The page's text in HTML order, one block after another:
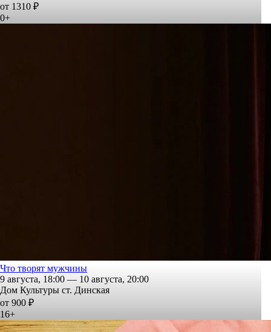
от 1310 ₽
0+
Что творят мужчины
9 августа, 18:00 — 10 августа, 20:00
Дом Культуры ст. Динская
от 900 ₽
16+